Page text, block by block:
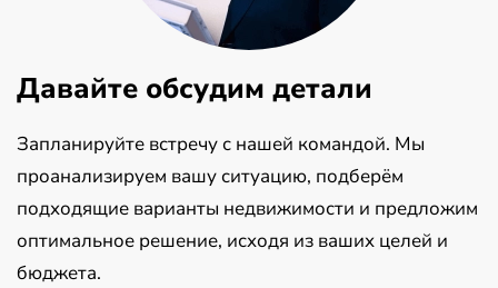
Давайте обсудим детали
Запланируйте встречу с нашей командой. Мы
проанализируем вашу ситуацию, подберём
подходящие варианты недвижимости и предложим
оптимальное решение, исходя из ваших целей и
бюджета.